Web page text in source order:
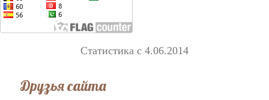
Статистика с 4.06.2014
Друзья сайта